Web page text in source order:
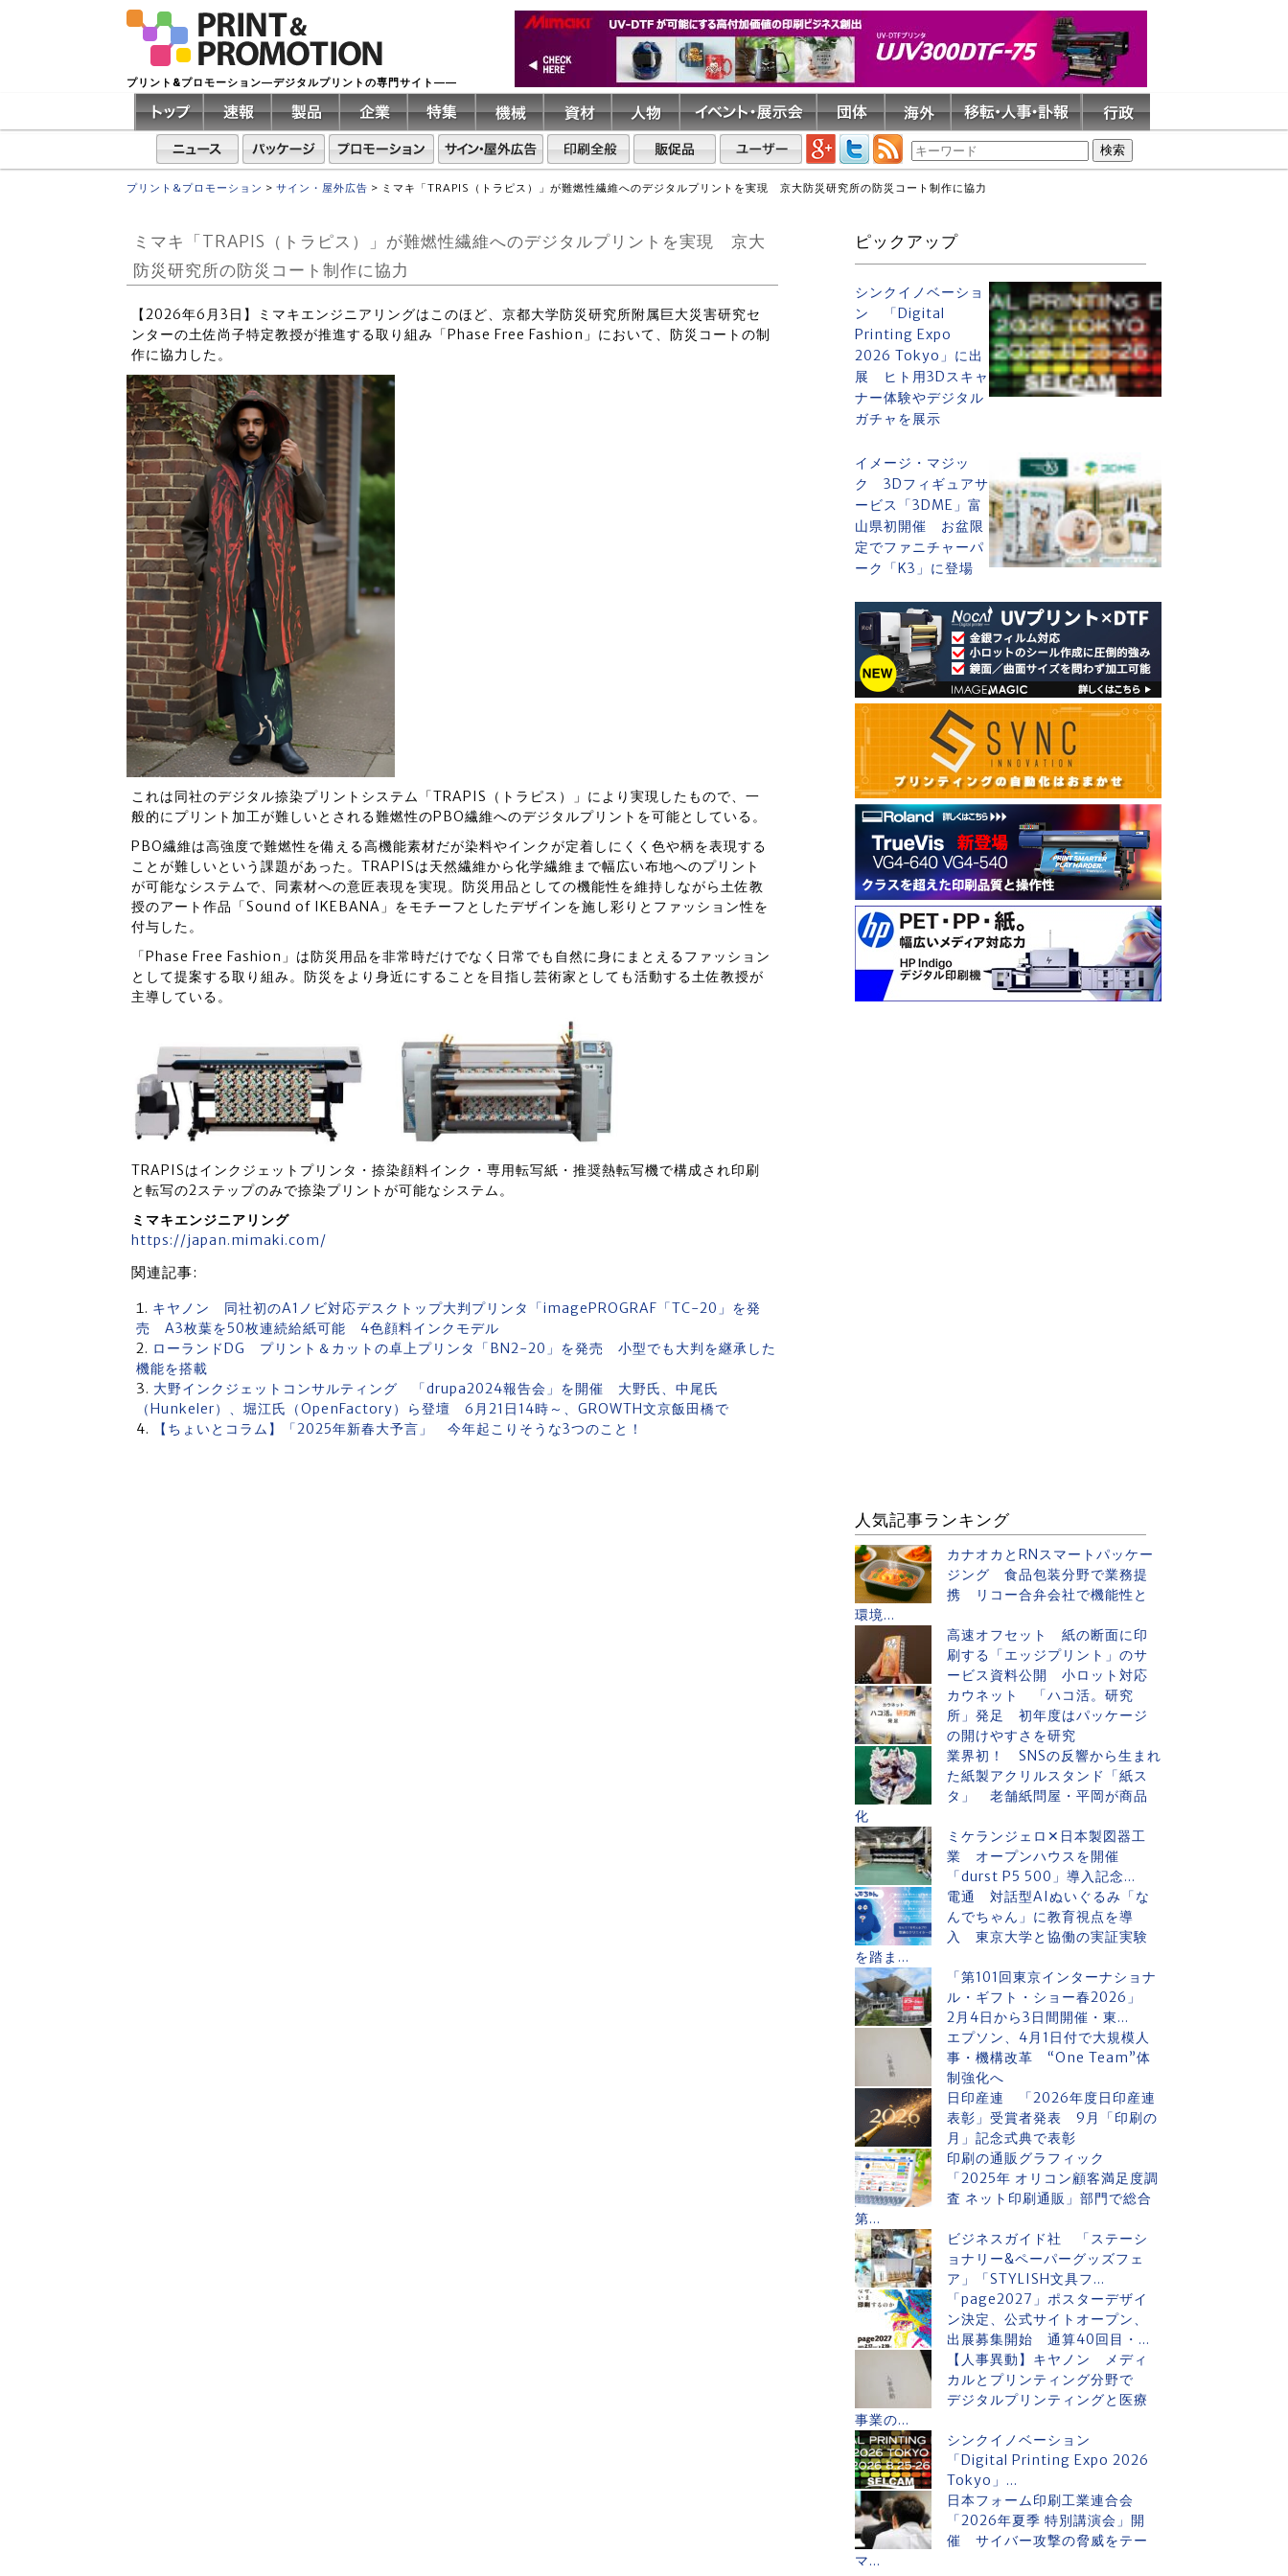
プリント&プロモーション―デジタルプリントの専門サイト――
プリント&プロモーション > サイン・屋外広告 > ミマキ「TRAPIS（トラピス）」が難燃性繊維へのデジタルプリントを実現 京大防災研究所の防災コート制作に協力
ミマキ「TRAPIS（トラピス）」が難燃性繊維へのデジタルプリントを実現 京大
防災研究所の防災コート制作に協力
【2026年6月3日】ミマキエンジニアリングはこのほど、京都大学防災研究所附属巨大災害研究セ
ンターの土佐尚子特定教授が推進する取り組み「Phase Free Fashion」において、防災コートの制
作に協力した。
これは同社のデジタル捺染プリントシステム「TRAPIS（トラピス）」により実現したもので、一
般的にプリント加工が難しいとされる難燃性のPBO繊維へのデジタルプリントを可能としている。
PBO繊維は高強度で難燃性を備える高機能素材だが染料やインクが定着しにくく色や柄を表現する
ことが難しいという課題があった。TRAPISは天然繊維から化学繊維まで幅広い布地へのプリント
が可能なシステムで、同素材への意匠表現を実現。防災用品としての機能性を維持しながら土佐教
授のアート作品「Sound of IKEBANA」をモチーフとしたデザインを施し彩りとファッション性を
付与した。
「Phase Free Fashion」は防災用品を非常時だけでなく日常でも自然に身にまとえるファッション
として提案する取り組み。防災をより身近にすることを目指し芸術家としても活動する土佐教授が
主導している。
TRAPISはインクジェットプリンタ・捺染顔料インク・専用転写紙・推奨熱転写機で構成され印刷
と転写の2ステップのみで捺染プリントが可能なシステム。
ミマキエンジニアリング
https://japan.mimaki.com/
関連記事:
キヤノン 同社初のA1ノビ対応デスクトップ大判プリンタ「imagePROGRAF「TC-20」を発
売 A3枚葉を50枚連続給紙可能 4色顔料インクモデル
ローランドDG プリント＆カットの卓上プリンタ「BN2-20」を発売 小型でも大判を継承した
機能を搭載
大野インクジェットコンサルティング 「drupa2024報告会」を開催 大野氏、中尾氏
（Hunkeler）、堀江氏（OpenFactory）ら登壇 6月21日14時～、GROWTH文京飯田橋で
【ちょいとコラム】「2025年新春大予言」 今年起こりそうな3つのこと！
ピックアップ
シンクイノベーショ
ン 「Digital
Printing Expo
2026 Tokyo」に出
展 ヒト用3Dスキャ
ナー体験やデジタル
ガチャを展示
イメージ・マジッ
ク 3Dフィギュアサ
ービス「3DME」富
山県初開催 お盆限
定でファニチャーパ
ーク「K3」に登場
人気記事ランキング
カナオカとRNスマートパッケー
ジング 食品包装分野で業務提
携 リコー合弁会社で機能性と
環境...
高速オフセット 紙の断面に印
刷する「エッジプリント」のサ
ービス資料公開 小ロット対応
カウネット 「ハコ活。研究
所」発足 初年度はパッケージ
の開けやすさを研究
業界初！ SNSの反響から生まれ
た紙製アクリルスタンド「紙ス
タ」 老舗紙問屋・平岡が商品
化
ミケランジェロ✕日本製図器工
業 オープンハウスを開催
「durst P5 500」導入記念...
電通 対話型AIぬいぐるみ「な
んでちゃん」に教育視点を導
入 東京大学と協働の実証実験
を踏ま...
「第101回東京インターナショナ
ル・ギフト・ショー春2026」
2月4日から3日間開催・東...
エプソン、4月1日付で大規模人
事・機構改革 “One Team”体
制強化へ
日印産連 「2026年度日印産連
表彰」受賞者発表 9月「印刷の
月」記念式典で表彰
印刷の通販グラフィック
「2025年 オリコン顧客満足度調
査 ネット印刷通販」部門で総合
第...
ビジネスガイド社 「ステーシ
ョナリー&ペーパーグッズフェ
ア」「STYLISH文具フ...
「page2027」ポスターデザイ
ン決定、公式サイトオープン、
出展募集開始 通算40回目・...
【人事異動】キヤノン メディ
カルとプリンティング分野で
デジタルプリンティングと医療
事業の...
シンクイノベーション
「Digital Printing Expo 2026
Tokyo」...
日本フォーム印刷工業連合会
「2026年夏季 特別講演会」開
催 サイバー攻撃の脅威をテー
マ...